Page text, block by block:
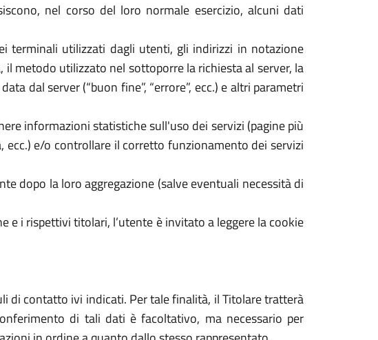
nel corso del loro normale esercizio, alcuni dati
terminali utilizzati dagli utenti, gli indirizzi in notazione
metodo utilizzato nel sottoporre la richiesta al server, la
dal server (“buon fine”, “errore”, ecc.) e altri parametri
informazioni statistiche sull'uso dei servizi (pagine più
e/o controllare il corretto funzionamento dei servizi
dopo la loro aggregazione (salve eventuali necessità di
e i rispettivi titolari, l’utente è invitato a leggere la cookie
di contatto ivi indicati. Per tale finalità, il Titolare tratterà
di tali dati è facoltativo, ma necessario per